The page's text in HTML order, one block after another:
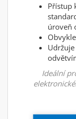
Přístup
úroveň
Ideální